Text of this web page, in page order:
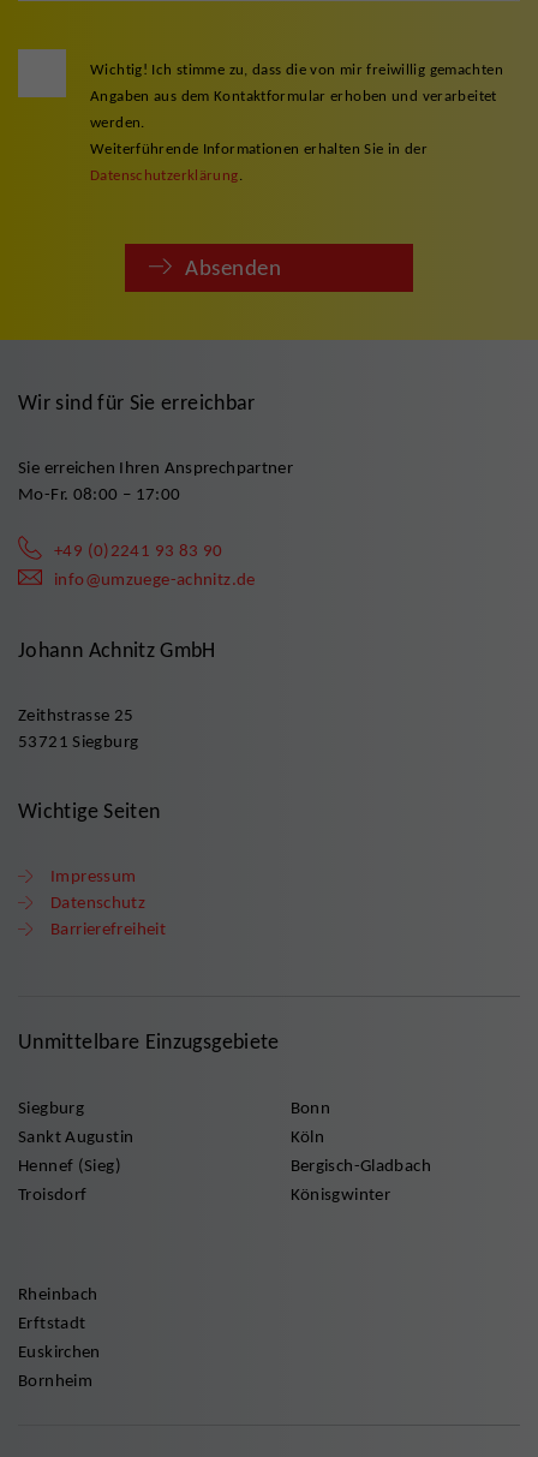
Wichtig! Ich stimme zu, dass die von mir freiwillig gemachten
Angaben aus dem Kontaktformular erhoben und verarbeitet
werden.
Weiterführende Informationen erhalten Sie in der
Datenschutzerklärung
Absenden
Wir sind für Sie erreichbar
Sie erreichen Ihren Ansprechpartner
Mo-Fr. 08:00 – 17:00
+49 (0)2241 93 83 90
info@umzuege-achnitz.de
Johann Achnitz GmbH
Zeithstrasse 25
53721 Siegburg
Wichtige Seiten
Impressum
Datenschutz
Barrierefreiheit
Unmittelbare Einzugsgebiete
Siegburg
Sankt Augustin
Hennef (Sieg)
Troisdorf
Bonn
Köln
Bergisch-Gladbach
Könisgwinter
Rheinbach
Erftstadt
Euskirchen
Bornheim